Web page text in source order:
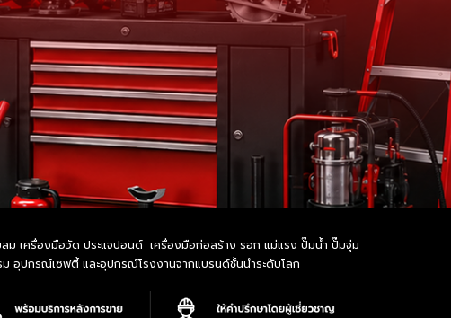
ม เครื่องมือวัด ประแจปอนด์ เครื่องมือก่อสร้าง รอก แม่แรง ปั๊มน้ำ ปั๊มจุ่ม
อุปกรณ์เซฟตี้ และอุปกรณ์โรงงานจากแบรนด์ชั้นนำระดับโลก